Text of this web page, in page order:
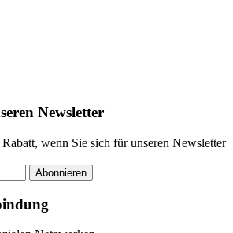
Newsletter
wenn Sie sich für unseren Newsletter
Abonnieren